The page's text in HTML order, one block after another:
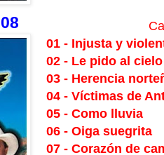
01 - Injusta y
02 - Le pido al cielo
03 - Herencia
04 - Víctimas de
05 - Como lluvia
06 - Oiga suegrita
07 - Corazón de